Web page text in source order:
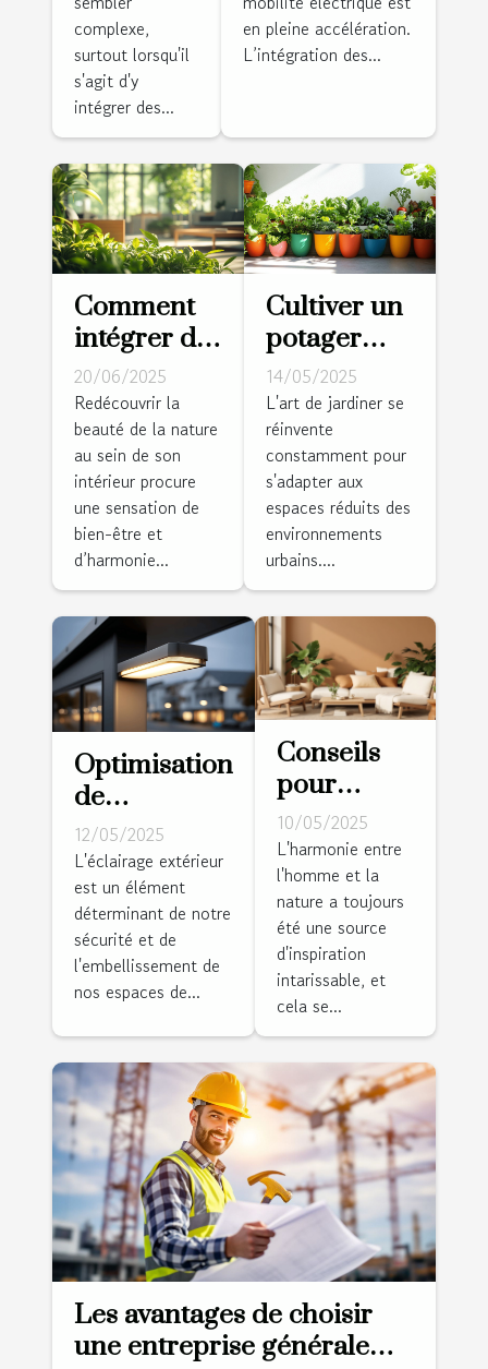
petite
espace ?
complexe,
surtout lorsqu'il
s'agit d'y
intégrer des...
elles
l'urbanisme ?
en pleine accélération.
L’intégration des...
Comment
intégrer des
éléments
naturels
dans votre
décoration
intérieure
20/06/2025
Redécouvrir la
beauté de la nature
au sein de son
intérieur procure
une sensation de
bien-être et
d’harmonie...
Cultiver un
potager
vertical
conseils
pour
démarrer et
entretenir
votre jardin
en hauteur
14/05/2025
L'art de jardiner se
réinvente
constamment pour
s'adapter aux
espaces réduits des
environnements
urbains....
Optimisation
de
l'éclairage
extérieur
pour plus de
sécurité et
d'esthétique
12/05/2025
L'éclairage extérieur
est un élément
déterminant de notre
sécurité et de
l'embellissement de
nos espaces de...
Conseils
pour
intégrer
des
éléments
naturels
dans la
décoration
intérieure
10/05/2025
L'harmonie entre
l'homme et la
nature a toujours
été une source
d'inspiration
intarissable, et
cela se...
Les avantages de choisir
une entreprise générale